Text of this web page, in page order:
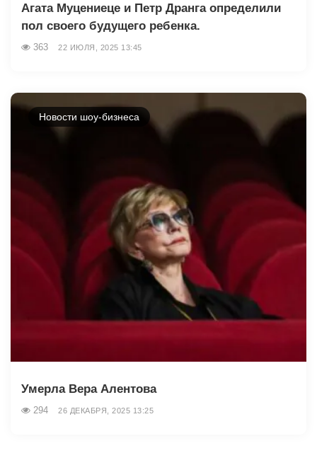
Агата Муцениеце и Петр Дранга определили
пол своего будущего ребенка.
363 22 ИЮЛЯ, 2025 13:45
Новости шоу-бизнеса
Умерла Вера Алентова
294 26 ДЕКАБРЯ, 2025 13:25